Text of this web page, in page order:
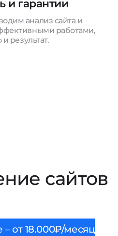
и гарантии
анализ сайта и
работами,
результат.
сайтов
от 18.000₽/месяц